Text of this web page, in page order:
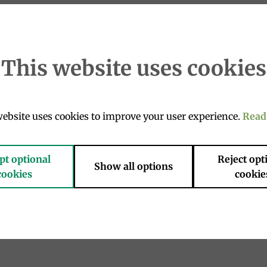
Terra
€
APERITIVI E BEVANDE
Galvanina
This website uses cookies
uses cookies to improve your user experience.
optional
Show all options
Reject